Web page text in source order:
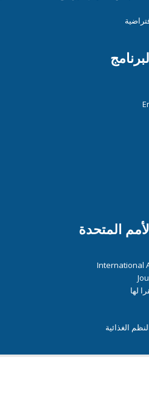
المتحدة
International
لها
الغذائية